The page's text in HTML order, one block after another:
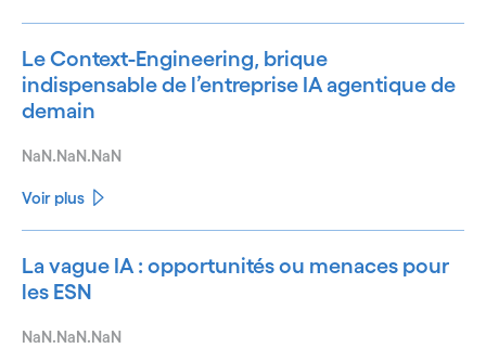
Le Context-Engineering, brique
indispensable de l’entreprise IA agentique de
demain
NaN.NaN.NaN
Voir plus
La vague IA : opportunités ou menaces pour
les ESN
NaN.NaN.NaN